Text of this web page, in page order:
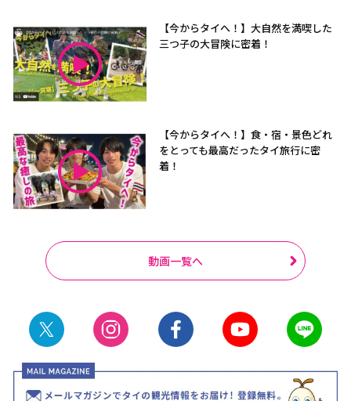
【今からタイへ！】大自然を満喫した
三つ子の大冒険に密着！
【今からタイへ！】食・宿・景色どれ
をとっても最高だったタイ旅行に密
着！
動画一覧へ